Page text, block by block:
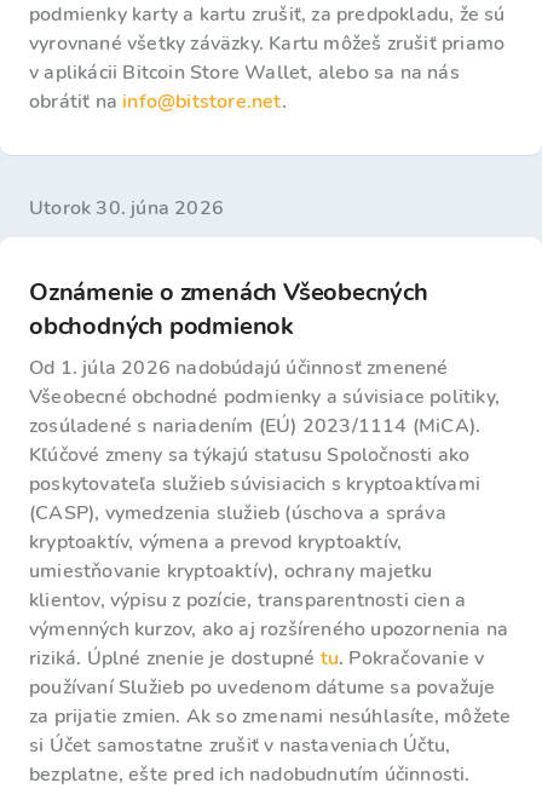
podmienky karty a kartu zrušiť, za predpokladu, že sú
vyrovnané všetky záväzky. Kartu môžeš zrušiť priamo
v aplikácii Bitcoin Store Wallet, alebo sa na nás
obrátiť na info@bitstore.net.
utorok 30. júna 2026
Oznámenie o zmenách Všeobecných
obchodných podmienok
Od 1. júla 2026 nadobúdajú účinnosť zmenené
Všeobecné obchodné podmienky a súvisiace politiky,
zosúladené s nariadením (EÚ) 2023/1114 (MiCA).
Kľúčové zmeny sa týkajú statusu Spoločnosti ako
poskytovateľa služieb súvisiacich s kryptoaktívami
(CASP), vymedzenia služieb (úschova a správa
kryptoaktív, výmena a prevod kryptoaktív,
umiestňovanie kryptoaktív), ochrany majetku
klientov, výpisu z pozície, transparentnosti cien a
výmenných kurzov, ako aj rozšíreného upozornenia na
riziká. Úplné znenie je dostupné tu. Pokračovanie v
používaní Služieb po uvedenom dátume sa považuje
za prijatie zmien. Ak so zmenami nesúhlasíte, môžete
si Účet samostatne zrušiť v nastaveniach Účtu,
bezplatne, ešte pred ich nadobudnutím účinnosti.